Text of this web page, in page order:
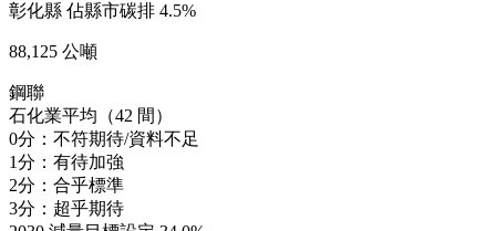
彰化縣 佔縣市碳排 4.5%
88,125 公噸
鋼聯
石化業平均（42 間）
0分：不符期待/資料不足
1分：有待加強
2分：合乎標準
3分：超乎期待